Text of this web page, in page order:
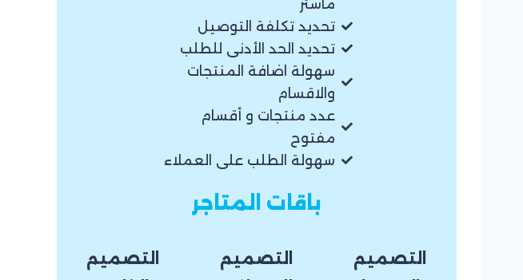
ماستر
تحديد تكلفة التوصيل
تحديد الحد الأدنى للطلب
سهولة اضافة المنتجات
والاقسام
عدد منتجات و أقسام
مفتوح
سهولة الطلب على العملاء
باقات المتاجر
التصميم
التصميم
التصميم